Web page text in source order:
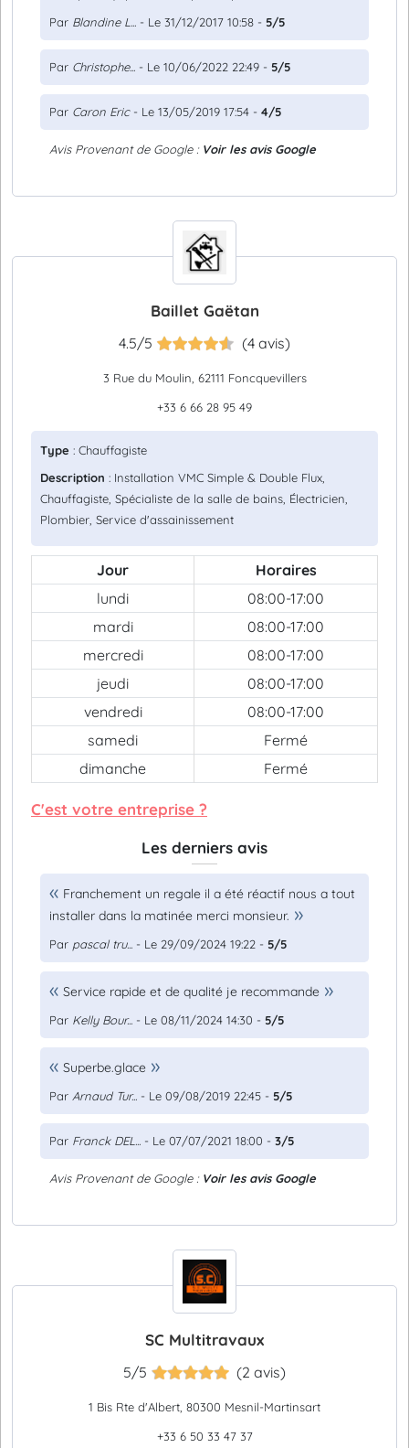
Par Blandine L... - Le 31/12/2017 10:58 - 5/5
Par Christophe... - Le 10/06/2022 22:49 - 5/5
Par Caron Eric- Le 13/05/2019 17:54 - 4/5
Avis Provenant de Google : Voir les avis Google
Baillet Gaëtan
4.5/5 (4 avis)
3 Rue du Moulin, 62111 Foncquevillers
+33 6 66 28 95 49
Type : Chauffagiste
Description : Installation VMC Simple & Double Flux,
Chauffagiste, Spécialiste de la salle de bains, Électricien,
Plombier, Service d'assainissement
Jour
Horaires
lundi
08:00-17:00
mardi
08:00-17:00
mercredi
08:00-17:00
jeudi
08:00-17:00
vendredi
08:00-17:00
samedi
Fermé
dimanche
Fermé
C'est votre entreprise ?
Les derniers avis
Franchement un regale il a été réactif nous a tout
installer dans la matinée merci monsieur.
Par pascal tru... - Le 29/09/2024 19:22 - 5/5
Service rapide et de qualité je recommande
Par Kelly Bour... - Le 08/11/2024 14:30 - 5/5
Superbe.glace
Par Arnaud Tur... - Le 09/08/2019 22:45 - 5/5
Par Franck DEL... - Le 07/07/2021 18:00 - 3/5
Avis Provenant de Google : Voir les avis Google
SC Multitravaux
5/5 (2 avis)
1 Bis Rte d'Albert, 80300 Mesnil-Martinsart
+33 6 50 33 47 37